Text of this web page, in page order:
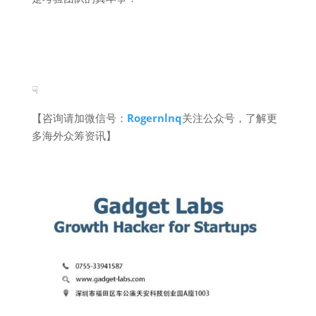
☟
【咨询请加微信号： Rogernlnq关注公众号，了解更
多海外众筹资讯】